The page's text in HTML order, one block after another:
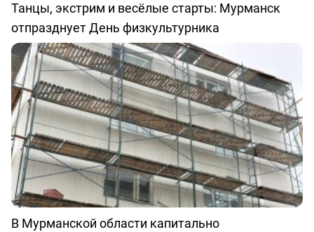
Танцы, экстрим и весёлые старты: Мурманск
отпразднует День физкультурника
В Мурманской области капитально